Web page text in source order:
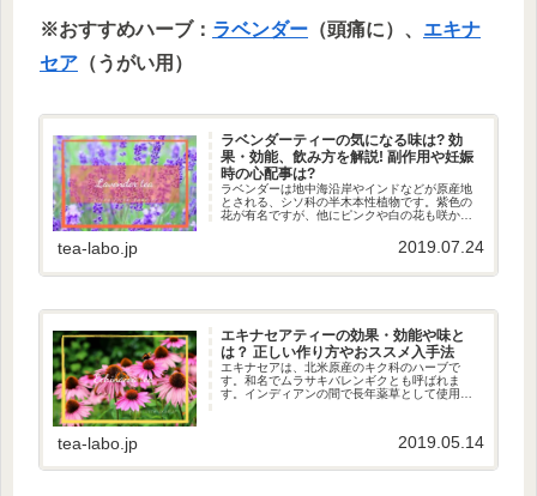
※おすすめハーブ： ラベンダー （頭痛に）、 エキナ
セア （うがい用）
ラベンダーティーの気になる味は? 効
果・効能、飲み方を解説! 副作用や妊娠
時の心配事は?
ラベンダーは地中海沿岸やインドなどが原産地
とされる、シソ科の半木本性植物です。紫色の
花が有名ですが、他にピンクや白の花も咲かせ
げる」効果を持っているとされるハーブです。
ハーブの中でも、知らない人はい...
tea-labo.jp 2019.07.24
エキナセアティーの効果・効能や味と
は？ 正しい作り方やおススメ入手法
エキナセアは、北米原産のキク科のハーブで
す。和名でムラサキバレンギクとも呼ばれま
す。インディアンの間で長年薬草として使用さ
tea-labo.jp 2019.05.14